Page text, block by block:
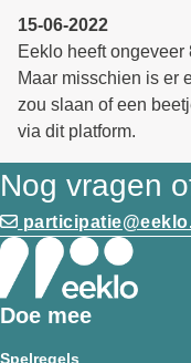
15-06-2022
Eeklo heeft
Maar misschien is er
zou slaan of een
via dit platform.
Nog vragen
Doe mee
Spelregels